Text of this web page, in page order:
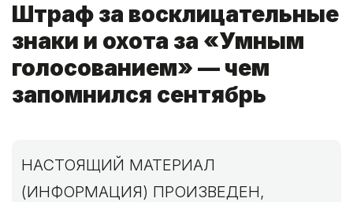
Штраф за восклицательные
знаки и охота за «Умным
голосованием» — чем
запомнился сентябрь
НАСТОЯЩИЙ МАТЕРИАЛ
(ИНФОРМАЦИЯ) ПРОИЗВЕДЕН,